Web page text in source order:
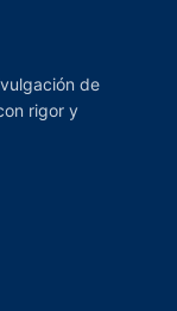
de
rigor y